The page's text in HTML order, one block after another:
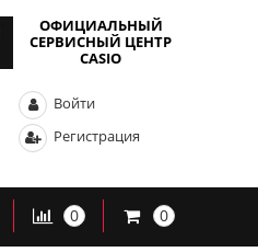
ОФИЦИАЛЬНЫЙ
СЕРВИСНЫЙ ЦЕНТР
CASIO
Войти
Регистрация
0 0